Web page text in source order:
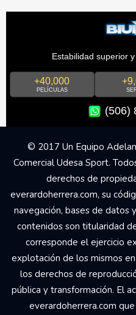
Estabilidad superior
+40,000
PELÍCULAS
(506)
© 2017 Un Equipo
Comercial Udesa Sport.
derechos de
everardoherrera.com, su
navegación, bases de
contenidos son titularidad
corresponde el ejercicio
explotación de los mismos
los derechos de
pública y transformación. El
everardoherrera.com